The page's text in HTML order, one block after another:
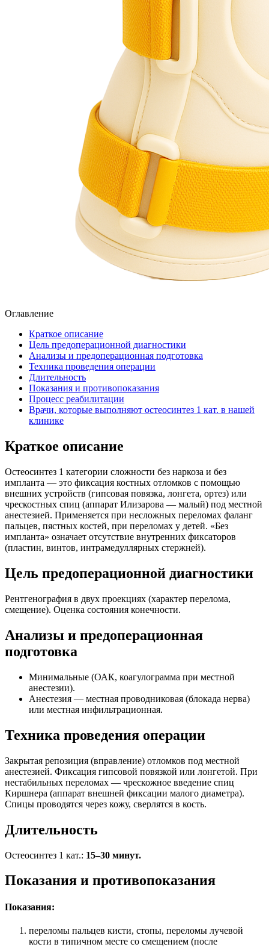
Оглавление
Краткое описание
Цель предоперационной диагностики
Анализы и предоперационная подготовка
Техника проведения операции
Длительность
Показания и противопоказания
Процесс реабилитации
Врачи, которые выполняют остеосинтез 1 кат. в нашей
клинике
Краткое описание
Остеосинтез 1 категории сложности без наркоза и без
импланта — это фиксация костных отломков с помощью
внешних устройств (гипсовая повязка, лонгета, ортез) или
чрескостных спиц (аппарат Илизарова — малый) под местной
анестезией. Применяется при несложных переломах фаланг
пальцев, пястных костей, при переломах у детей. «Без
импланта» означает отсутствие внутренних фиксаторов
(пластин, винтов, интрамедуллярных стержней).
Цель предоперационной диагностики
Рентгенография в двух проекциях (характер перелома,
смещение). Оценка состояния конечности.
Анализы и предоперационная
подготовка
Минимальные (ОАК, коагулограмма при местной
анестезии).
Анестезия — местная проводниковая (блокада нерва)
или местная инфильтрационная.
Техника проведения операции
Закрытая репозиция (вправление) отломков под местной
анестезией. Фиксация гипсовой повязкой или лонгетой. При
нестабильных переломах — чрескожное введение спиц
Киршнера (аппарат внешней фиксации малого диаметра).
Спицы проводятся через кожу, сверлятся в кость.
Длительность
Остеосинтез 1 кат.: 15–30 минут.
Показания и противопоказания
Показания:
переломы пальцев кисти, стопы, переломы лучевой
кости в типичном месте со смещением (после